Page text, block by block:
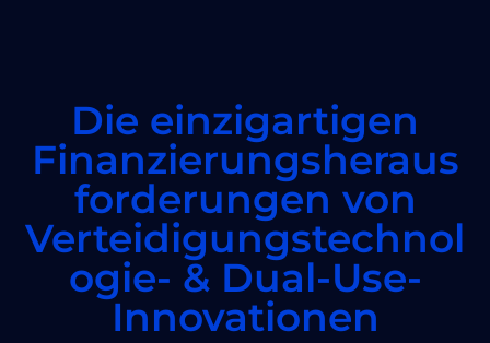
Die einzigartigen
Finanzierungsheraus
forderungen von
Verteidigungstechnol
ogie- & Dual-Use-
Innovationen